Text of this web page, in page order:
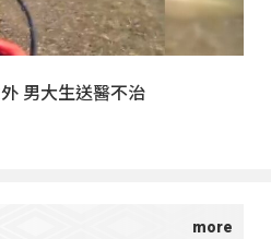
男大生送醫不治